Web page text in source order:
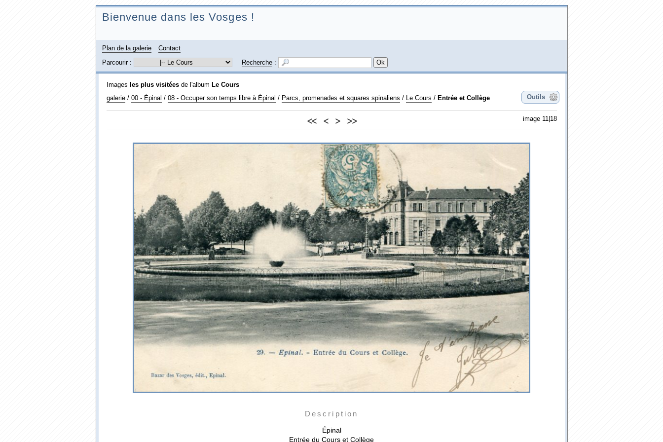
Bienvenue dans les Vosges !
Plan de la galerie
Contact
Parcourir :
Recherche:
Images les plus visitéesde l'album Le Cours
Outils
galerie/ 00 - Épinal / 08 - Occuper son temps libre à Épinal / Parcs, promenades et squares spinaliens / Le Cours / Entrée et Collège
image 11|18
<< < > >>
Description
Épinal
Entrée du Cours et Collège